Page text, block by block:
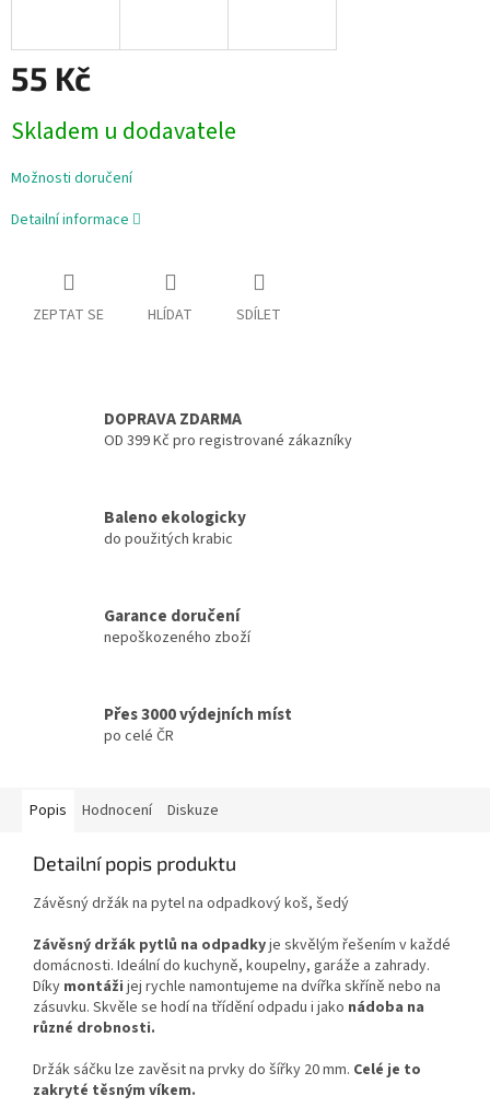
55 Kč
cena:
Skladem u dodavatele
Možnosti doručení
Detailní informace
ZEPTAT SE HLÍDAT SDÍLET
DOPRAVA ZDARMA
OD 399 Kč pro registrované zákazníky
Baleno ekologicky
do použitých krabic
Garance doručení
nepoškozeného zboží
Přes 3000 výdejních míst
po celé ČR
Popis Hodnocení Diskuze
Detailní popis produktu
Závěsný držák na pytel na odpadkový koš, šedý
Závěsný držák pytlů na odpadkyje skvělým řešením v každé
domácnosti. Ideální do kuchyně, koupelny, garáže a zahrady.
Díky montáži jej rychle namontujeme na dvířka skříně nebo na
zásuvku. Skvěle se hodí na třídění odpadu i jako nádoba na
různé drobnosti.
Držák sáčku lze zavěsit na prvky do šířky 20 mm. Celé je to
zakryté těsným víkem.